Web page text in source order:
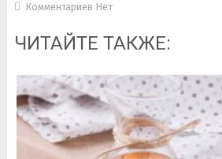
Комментариев Нет
ЧИТАЙТЕ ТАКЖЕ: